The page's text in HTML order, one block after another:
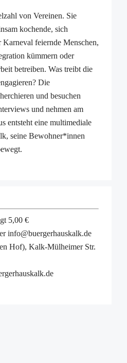
von Vereinen. Sie
kochende, sich
Karneval feiernde Menschen,
kümmern oder
betreiben. Was treibt die
Die
und besuchen
und nehmen am
entsteht eine multimediale
seine Bewohner*innen
5,00 €
info@buergerhauskalk.de
Hof), Kalk-Mülheimer Str.